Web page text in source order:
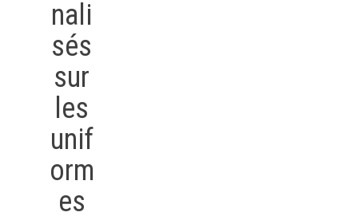
nali
sés
sur
les
unif
orm
es